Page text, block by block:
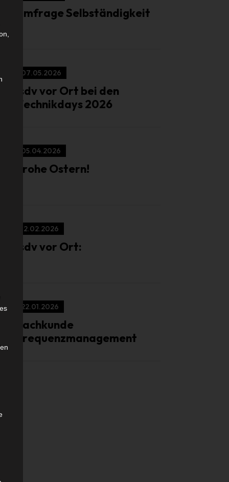
Umfrage Selbständigkeit
07.05.2026
isdv vor Ort bei den
Technikdays 2026
05.04.2026
Frohe Ostern!
12.02.2026
isdv vor Ort:
22.01.2026
Sachkunde
Frequenzmanagement